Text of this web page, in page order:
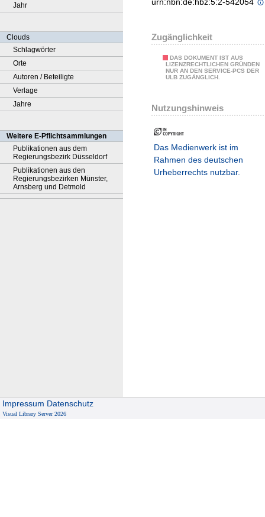
Jahr
Clouds
Schlagwörter
Orte
Autoren / Beteiligte
Verlage
Jahre
Weitere E-Pflichtsammlungen
Publikationen aus dem
Regierungsbezirk Düsseldorf
Publikationen aus den
Regierungsbezirken Münster,
Arnsberg und Detmold
urn:nbn:de:hbz:5:2-542054
Zugänglichkeit
DAS DOKUMENT IST AUS
LIZENZRECHTLICHEN GRÜNDEN
NUR AN DEN SERVICE-PCS DER
ULB ZUGÄNGLICH.
Nutzungshinweis
Das Medienwerk ist im
Rahmen des deutschen
Urheberrechts nutzbar.
Impressum Datenschutz
Visual Library Server 2026